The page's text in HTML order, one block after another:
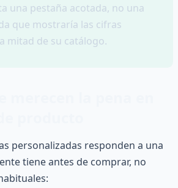
una pestaña acotada, no una
que mostraría las cifras
mitad de su catálogo.
personalizadas responden a una
tiene antes de comprar, no